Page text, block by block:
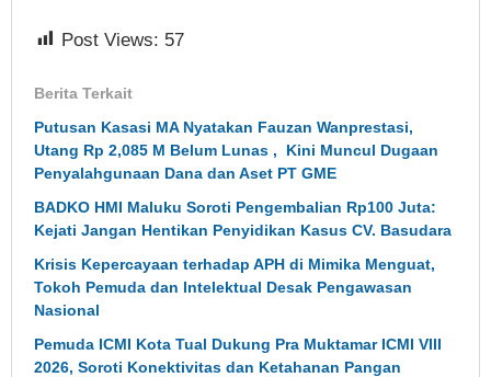
Post Views: 57
Berita Terkait
Putusan Kasasi MA Nyatakan Fauzan Wanprestasi,
Utang Rp 2,085 M Belum Lunas , Kini Muncul Dugaan
Penyalahgunaan Dana dan Aset PT GME
BADKO HMI Maluku Soroti Pengembalian Rp100 Juta:
Kejati Jangan Hentikan Penyidikan Kasus CV. Basudara
Krisis Kepercayaan terhadap APH di Mimika Menguat,
Tokoh Pemuda dan Intelektual Desak Pengawasan
Nasional
Pemuda ICMI Kota Tual Dukung Pra Muktamar ICMI VIII
2026, Soroti Konektivitas dan Ketahanan Pangan